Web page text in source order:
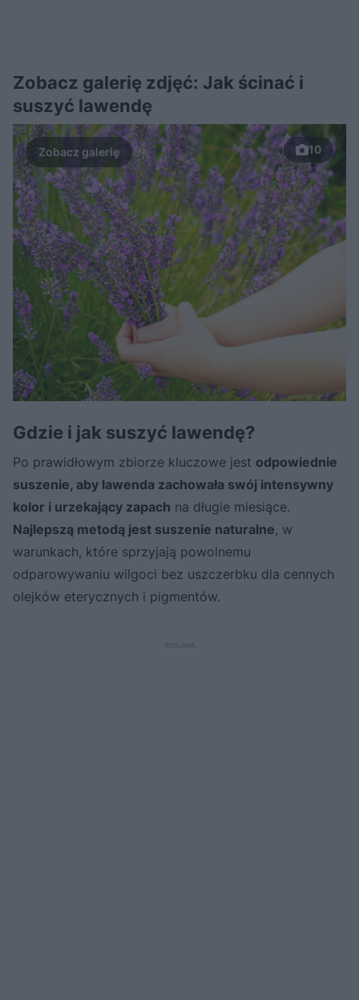
Zobacz galerię zdjęć: Jak ścinać i
suszyć lawendę
10
Gdzie i jak suszyć lawendę?
Po prawidłowym zbiorze kluczowe jest odpowiednie
suszenie, aby lawenda zachowała swój intensywny
kolor i urzekający zapach na długie miesiące.
Najlepszą metodą jest suszenie naturalne, w
warunkach, które sprzyjają powolnemu
odparowywaniu wilgoci bez uszczerbku dla cennych
olejków eterycznych i pigmentów.